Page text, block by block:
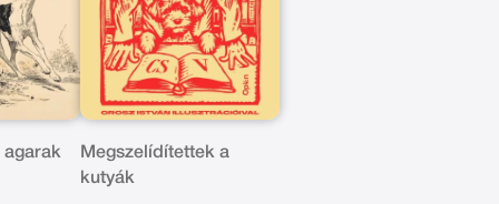
agarak
Megszelídítettek a
kutyák